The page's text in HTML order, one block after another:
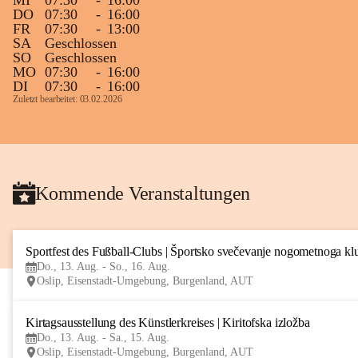
DO
07:30 - 16:00
FR
07:30 - 13:00
SA
Geschlossen
SO
Geschlossen
MO 07:30 - 16:00
DI
07:30 - 16:00
Zuletzt bearbeitet: 03.02.2026
Kommende Veranstaltungen
Sportfest des Fußball-Clubs | Športsko svečevanje nogometnoga
Do., 13. Aug. - So., 16. Aug.
Oslip, Eisenstadt-Umgebung, Burgenland, AUT
Kirtagsausstellung des Künstlerkreises | Kiritofska izložba
Do., 13. Aug. - Sa., 15. Aug.
Oslip, Eisenstadt-Umgebung, Burgenland, AUT